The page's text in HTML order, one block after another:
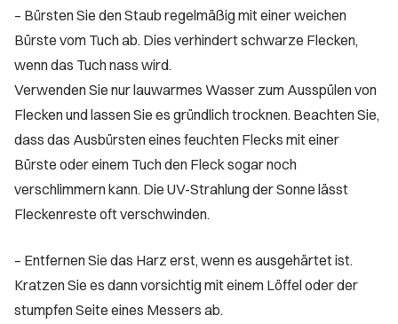
– Bürsten Sie den Staub regelmäßig mit einer weichen
Bürste vom Tuch ab. Dies verhindert schwarze Flecken,
wenn das Tuch nass wird.
Verwenden Sie nur lauwarmes Wasser zum Ausspülen von
Flecken und lassen Sie es gründlich trocknen. Beachten Sie,
dass das Ausbürsten eines feuchten Flecks mit einer
Bürste oder einem Tuch den Fleck sogar noch
verschlimmern kann. Die UV-Strahlung der Sonne lässt
Fleckenreste oft verschwinden.
– Entfernen Sie das Harz erst, wenn es ausgehärtet ist.
Kratzen Sie es dann vorsichtig mit einem Löffel oder der
stumpfen Seite eines Messers ab.